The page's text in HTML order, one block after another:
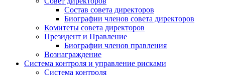
Состав совета директоров
Биографии членов совета директоров
Комитеты совета директоров
Президент и Правление
Биографии членов правления
Вознаграждение
Система контроля и управление рисками
Система контроля